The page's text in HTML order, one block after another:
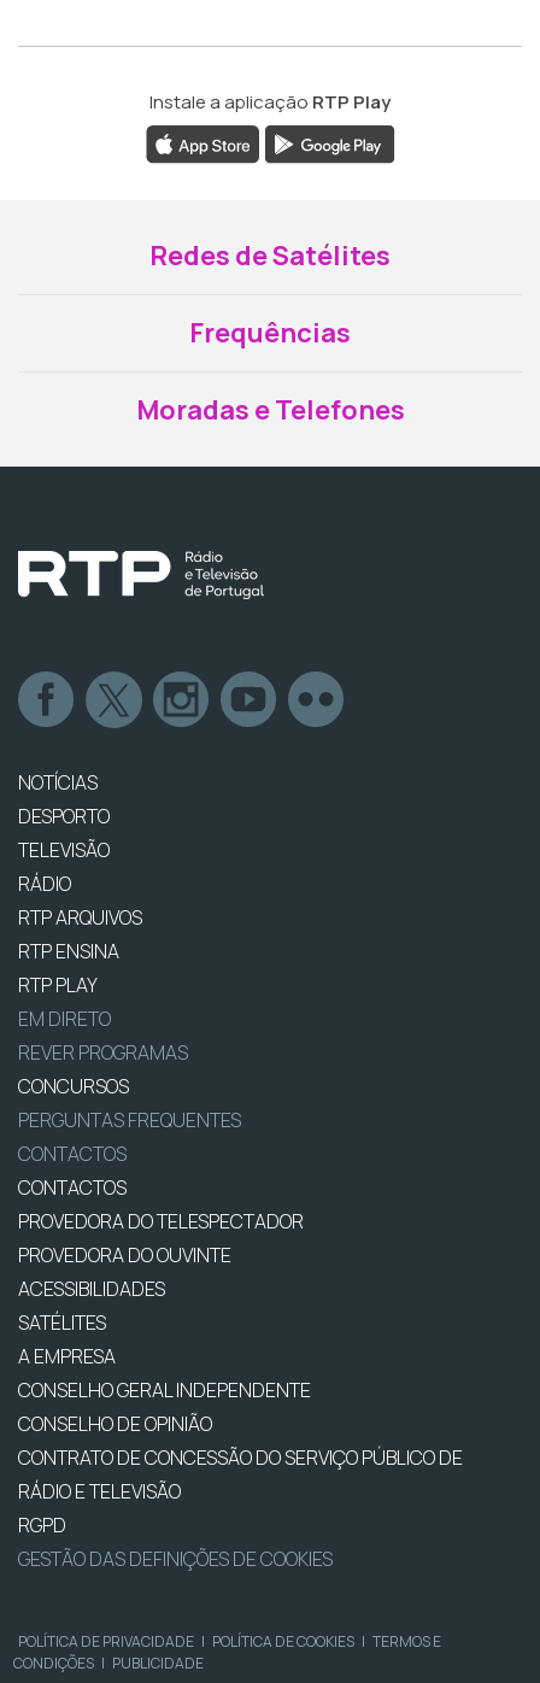
Instale a aplicação RTP Play
Redes de Satélites
Frequências
Moradas e Telefones
NOTÍCIAS
DESPORTO
TELEVISÃO
RÁDIO
RTP ARQUIVOS
RTP ENSINA
RTP PLAY
EM DIRETO
REVER PROGRAMAS
CONCURSOS
PERGUNTAS FREQUENTES
CONTACTOS
CONTACTOS
PROVEDORA DO TELESPECTADOR
PROVEDORA DO OUVINTE
ACESSIBILIDADES
SATÉLITES
A EMPRESA
CONSELHO GERAL INDEPENDENTE
CONSELHO DE OPINIÃO
CONTRATO DE CONCESSÃO DO SERVIÇO PÚBLICO DE
RÁDIO E TELEVISÃO
RGPD
GESTÃO DAS DEFINIÇÕES DE COOKIES
POLÍTICA DE PRIVACIDADE | POLÍTICA DE COOKIES | TERMOS E
CONDIÇÕES | PUBLICIDADE